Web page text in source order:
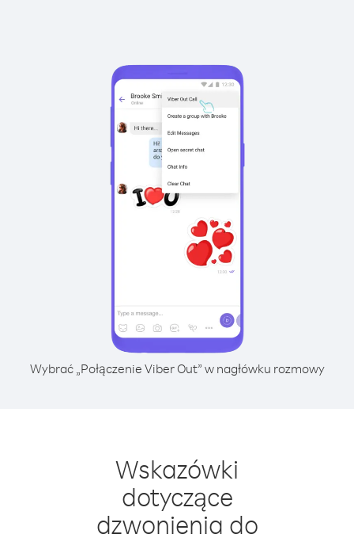
Wybrać „Połączenie Viber Out” w nagłówku rozmowy
Wskazówki
dotyczące
dzwonienia do